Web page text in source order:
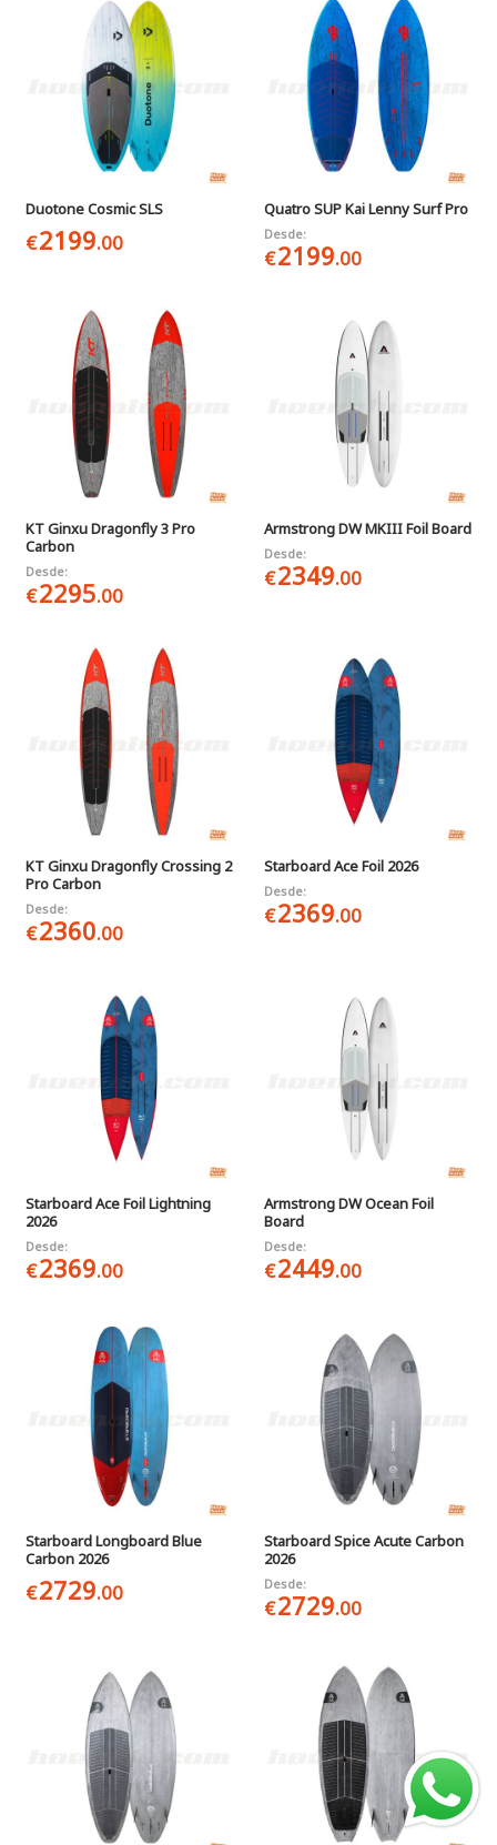
Duotone Cosmic SLS
€2199.00
Quatro SUP Kai Lenny Surf Pro
Desde:
€2199.00
KT Ginxu Dragonfly 3 Pro
Carbon
Desde:
€2295.00
Armstrong DW MKIII Foil Board
Desde:
€2349.00
KT Ginxu Dragonfly Crossing 2
Pro Carbon
Desde:
€2360.00
Starboard Ace Foil 2026
Desde:
€2369.00
Starboard Ace Foil Lightning
2026
Desde:
€2369.00
Armstrong DW Ocean Foil
Board
Desde:
€2449.00
Starboard Longboard Blue
Carbon 2026
€2729.00
Starboard Spice Acute Carbon
2026
Desde:
€2729.00